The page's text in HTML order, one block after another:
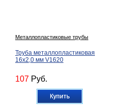
Металлопластиковые трубы
Труба металлопластиковая
16х2,0 мм V1620
107 Руб.
Купить